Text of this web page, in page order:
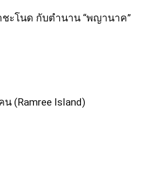
ชะโนด กับตำนาน “พญานาค”
น (Ramree Island)